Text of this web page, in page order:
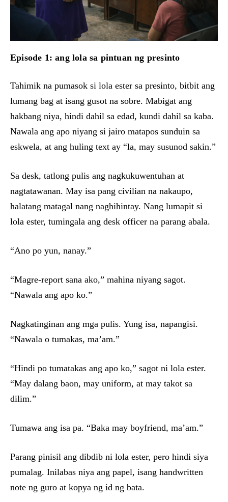
Episode 1: ang lola sa pintuan ng presinto
Tahimik na pumasok si lola ester sa presinto, bitbit ang
lumang bag at isang gusot na sobre. Mabigat ang
hakbang niya, hindi dahil sa edad, kundi dahil sa kaba.
Nawala ang apo niyang si jairo matapos sunduin sa
eskwela, at ang huling text ay “la, may susunod sakin.”
Sa desk, tatlong pulis ang nagkukuwentuhan at
nagtatawanan. May isa pang civilian na nakaupo,
halatang matagal nang naghihintay. Nang lumapit si
lola ester, tumingala ang desk officer na parang abala.
“Ano po yun, nanay.”
“Magre-report sana ako,” mahina niyang sagot.
“Nawala ang apo ko.”
Nagkatinginan ang mga pulis. Yung isa, napangisi.
“Nawala o tumakas, ma’am.”
“Hindi po tumatakas ang apo ko,” sagot ni lola ester.
“May dalang baon, may uniform, at may takot sa
dilim.”
Tumawa ang isa pa. “Baka may boyfriend, ma’am.”
Parang pinisil ang dibdib ni lola ester, pero hindi siya
pumalag. Inilabas niya ang papel, isang handwritten
note ng guro at kopya ng id ng bata.